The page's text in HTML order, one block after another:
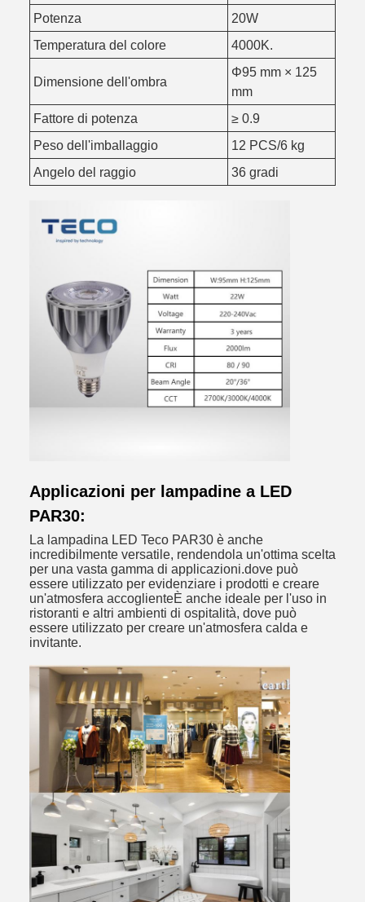
Potenza
20W
Temperatura del colore
4000K.
Dimensione dell'ombra
Φ95 mm × 125
mm
Fattore di potenza
≥ 0.9
Peso dell'imballaggio
12 PCS/6 kg
Angelo del raggio
36 gradi
Applicazioni per lampadine a LED
PAR30:
La lampadina LED Teco PAR30 è anche
incredibilmente versatile, rendendola un'ottima scelta
per una vasta gamma di applicazioni.dove può
essere utilizzato per evidenziare i prodotti e creare
un'atmosfera accoglienteÈ anche ideale per l'uso in
ristoranti e altri ambienti di ospitalità, dove può
essere utilizzato per creare un'atmosfera calda e
invitante.